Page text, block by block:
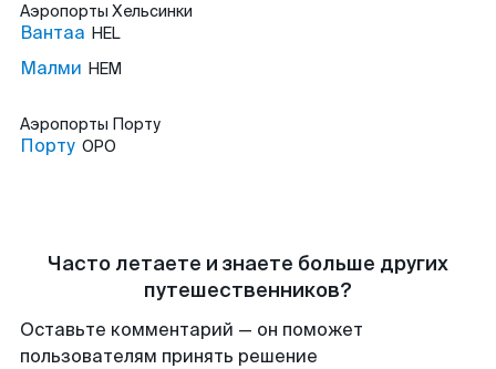
Аэропорты Хельсинки
Вантаа HEL
Малми HEM
Аэропорты Порту
Порту OPO
Часто летаете и знаете больше других
путешественников?
Оставьте комментарий — он поможет
пользователям принять решение